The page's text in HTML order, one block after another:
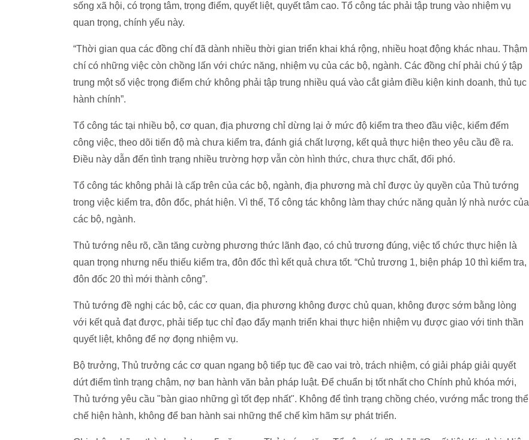
sống xã hội, có trọng tâm, trọng điểm, quyết liệt, quyết tâm cao. Tổ công tác phải tập trung vào nhiệm vụ
quan trọng, chính yếu này.
“Thời gian qua các đồng chí đã dành nhiều thời gian triển khai khá rộng, nhiều hoạt động khác nhau. Thậm
chí có những việc còn chồng lấn với chức năng, nhiệm vụ của các bộ, ngành. Các đồng chí phải chú ý tập
trung một số việc trọng điểm chứ không phải tập trung nhiều quá vào cắt giảm điều kiện kinh doanh, thủ tục
hành chính”.
Tổ công tác tại nhiều bộ, cơ quan, địa phương chỉ dừng lại ở mức độ kiểm tra theo đầu việc, kiểm đếm
công việc, theo dõi tiến độ mà chưa kiểm tra, đánh giá chất lượng, kết quả thực hiện theo yêu cầu đề ra.
Điều này dẫn đến tình trạng nhiều trường hợp vẫn còn hình thức, chưa thực chất, đối phó.
Tổ công tác không phải là cấp trên của các bộ, ngành, địa phương mà chỉ được ủy quyền của Thủ tướng
trong việc kiểm tra, đôn đốc, phát hiện. Vì thế, Tổ công tác không làm thay chức năng quản lý nhà nước của
các bộ, ngành.
Thủ tướng nêu rõ, cần tăng cường phương thức lãnh đạo, có chủ trương đúng, việc tổ chức thực hiện là
quan trọng nhưng nếu thiếu kiểm tra, đôn đốc thì kết quả chưa tốt. “Chủ trương 1, biện pháp 10 thì kiểm tra,
đôn đốc 20 thì mới thành công”.
Thủ tướng đề nghị các bộ, các cơ quan, địa phương không được chủ quan, không được sớm bằng lòng
với kết quả đạt được, phải tiếp tục chỉ đạo đẩy mạnh triển khai thực hiện nhiệm vụ được giao với tinh thần
quyết liệt, không để nợ đọng nhiệm vụ.
Bộ trưởng, Thủ trưởng các cơ quan ngang bộ tiếp tục đề cao vai trò, trách nhiệm, có giải pháp giải quyết
dứt điểm tình trạng chậm, nợ ban hành văn bản pháp luật. Để chuẩn bị tốt nhất cho Chính phủ khóa mới,
Thủ tướng yêu cầu "bàn giao những gì tốt đẹp nhất". Không để tình trạng chồng chéo, vướng mắc trong thể
chế hiện hành, không để ban hành sai những thể chế kìm hãm sự phát triển.